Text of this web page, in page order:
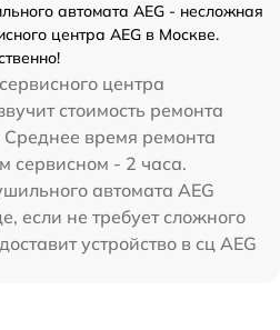
автомата AEG - несложная
центра AEG в Москве.
центра
стоимость ремонта
Среднее время ремонта
сервисном - 2 часа.
автомата AEG
если не требует сложного
устройство в сц AEG